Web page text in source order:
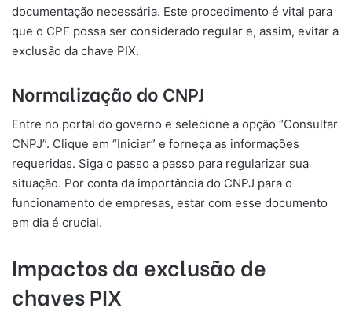
documentação necessária. Este procedimento é vital para
que o CPF possa ser considerado regular e, assim, evitar a
exclusão da chave PIX.
Normalização do CNPJ
Entre no portal do governo e selecione a opção “Consultar
CNPJ”. Clique em “Iniciar” e forneça as informações
requeridas. Siga o passo a passo para regularizar sua
situação. Por conta da importância do CNPJ para o
funcionamento de empresas, estar com esse documento
em dia é crucial.
Impactos da exclusão de
chaves PIX